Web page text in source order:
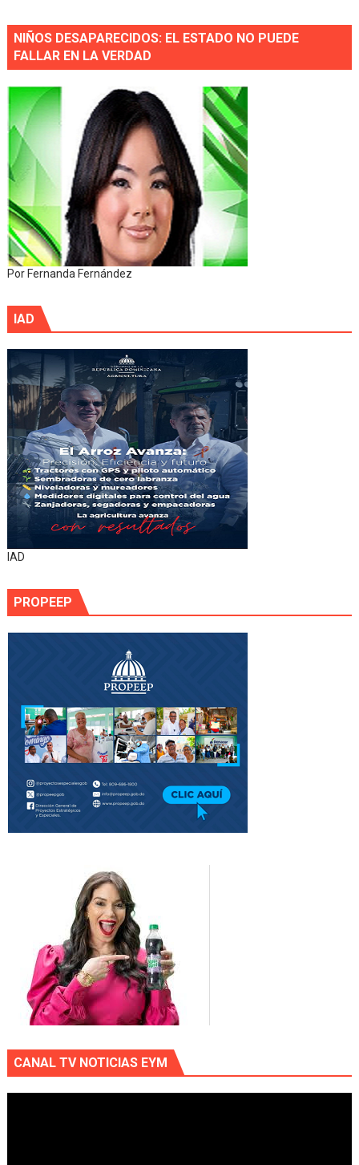
NIÑOS DESAPARECIDOS: EL ESTADO NO PUEDE
FALLAR EN LA VERDAD
Por Fernanda Fernández
IAD
IAD
PROPEEP
CANAL TV NOTICIAS EYM